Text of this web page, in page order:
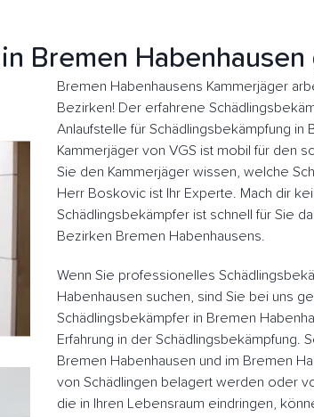
Bremen Habenhausen
Bremen Habenhausens Kammerjäger
Bezirken! Der erfahrene
Anlaufstelle für Schädlingsbekämpfung in
Kammerjäger von VGS ist mobil für den
Sie den Kammerjäger wissen, welche
Herr Boskovic ist Ihr Experte. Mach dir
Schädlingsbekämpfer ist schnell für Sie
Bezirken Bremen Habenhausens.
Wenn Sie professionelles
Habenhausen suchen, sind Sie bei uns
Schädlingsbekämpfer in Bremen
Erfahrung in der Schädlingsbekämpfung.
Bremen Habenhausen und im Bremen
von Schädlingen belagert werden oder
die in Ihren Lebensraum eindringen,